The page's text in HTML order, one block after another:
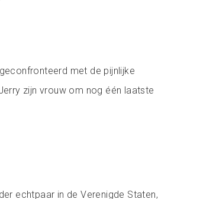
met de pijnlijke
zijn vrouw om nog één laatste
echtpaar in de Verenigde Staten,